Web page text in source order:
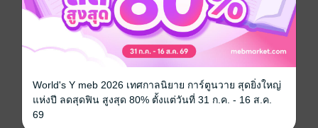
วันที่วางขาย 17 เมษายน 2569
ความยาว 288 หน้า
สนใจเวอร์ชันกระดาษ เชิญทางนี้!
เวอร์ชันกระดาษมีวางขายที่เว็บไซต์สำนัก
พิมพ์ จะไม่มีขายโดย MEB นะจ๊ะ สามารถสั่ง
World's Y meb 2026 เทศกาลนิยาย การ์ตูนวาย สุดยิ่งใหญ่
แห่งปี ลดสุดฟิน สูงสุด 80% ตั้งแต่วันที่ 31 ก.ค. - 16 ส.ค.
69